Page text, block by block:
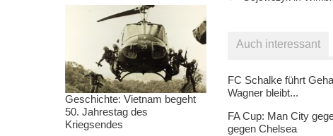
Auch interessant
FC Schalke führt
Wagner bleibt...
FA Cup: Man City
gegen Chelsea
Geschichte: Vietnam begeht
50. Jahrestag des
Kriegsendes